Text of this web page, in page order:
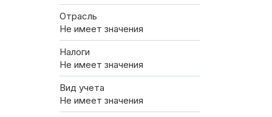
Отрасль
Не имеет значения
Налоги
Не имеет значения
Вид учета
Не имеет значения